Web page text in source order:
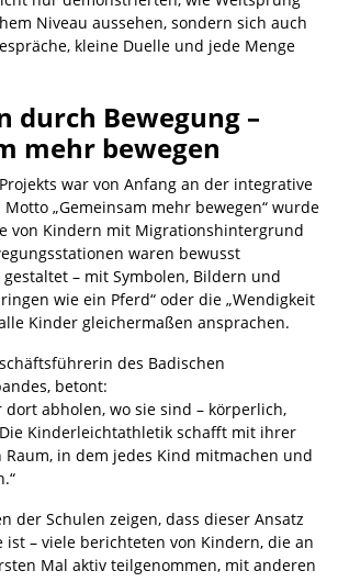
Niveau aussehen, sondern sich auch
kleine Duelle und jede Menge
durch Bewegung –
mehr bewegen
war von Anfang an der integrative
„Gemeinsam mehr bewegen“ wurde
von Kindern mit Migrationshintergrund
waren bewusst
– mit Symbolen, Bildern und
wie ein Pferd“ oder die „Wendigkeit
Kinder gleichermaßen ansprachen.
des Badischen
betont:
dort abholen, wo sie sind – körperlich,
Kinderleichtathletik schafft mit ihrer
Raum, in dem jedes Kind mitmachen und
der Schulen zeigen, dass dieser Ansatz
ist – viele berichteten von Kindern, die an
Mal aktiv teilgenommen, mit anderen